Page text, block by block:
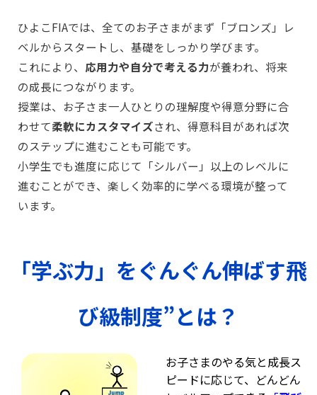
ひよこFIAでは、全てのお子さまがまず「ブロンズ」レ
ベルからスタートし、基礎をしっかり学びます。
これにより、 応用力や自分で考える力が養われ、将来
の成長につながります。
授業は、お子さま一人ひとりの理解度や得意分野に合
わせて柔軟にカスタマイズされ、得意科目があれば次
のステップに進むことも可能です。
小学生でも進度に応じて「シルバー」以上のレベルに
進むことができ、楽しく効率的に学べる環境が整って
います。
「学ぶ力」をぐんぐん伸ばす飛
び級制度”とは？
お子さまのやる気と成長ス
ピードに応じて、どんどん